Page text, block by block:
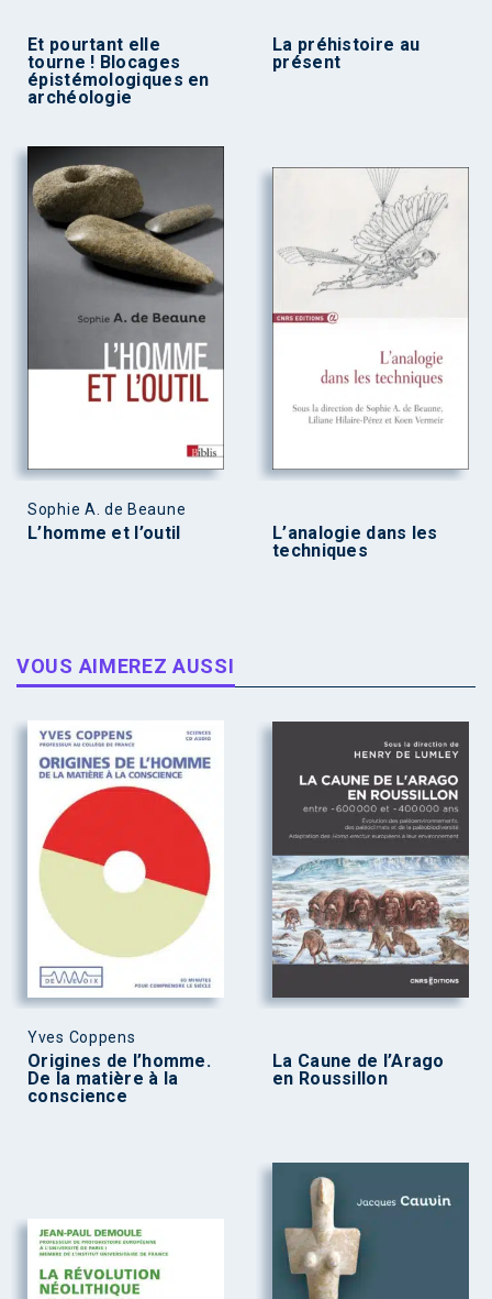
Et pourtant elle
tourne ! Blocages
épistémologiques en
archéologie
La préhistoire au
présent
Sophie A. de Beaune
L’homme et l’outil
L’analogie dans les
techniques
VOUS AIMEREZ AUSSI
Yves Coppens
Origines de l’homme.
De la matière à la
conscience
La Caune de l’Arago
en Roussillon